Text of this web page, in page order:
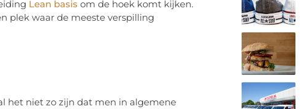
Lean basis om de hoek komt kijken.
plek waar de meeste verspilling
het niet zo zijn dat men in algemene